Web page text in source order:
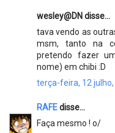
wesley@DN disse...
tava vendo as
msm, tanto na
pretendo fazer
nome) em chibi :D
terça-feira, 12 julho,
RAFEdisse...
Faça mesmo ! o/